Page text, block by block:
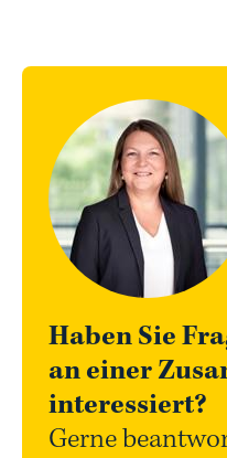
Haben Sie
an einer
interessiert?
Gerne